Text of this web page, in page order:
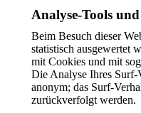
Analyse-Tools
Beim Besuch dieser
statistisch ausgewertet
mit Cookies und mit
Die Analyse Ihres Surf-
anonym; das Surf-
zurückverfolgt werden.